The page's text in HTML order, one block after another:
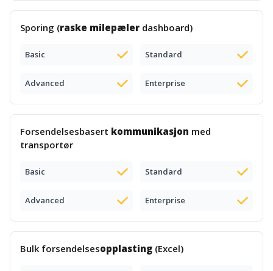
Sporing (raske milepæler dashboard)
Basic Standard
Advanced Enterprise
Forsendelsesbasert kommunikasjon med
transportør
Basic Standard
Advanced Enterprise
Bulk forsendelsesopplasting (Excel)